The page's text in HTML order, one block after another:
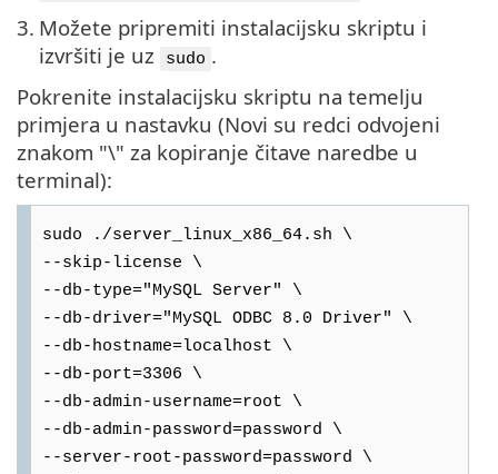
3. Možete pripremiti instalacijsku skriptu i
izvršiti je uz
sudo .
Pokrenite instalacijsku skriptu na temelju
primjera u nastavku (Novi su redci odvojeni
znakom "\" za kopiranje čitave naredbe u
terminal):
sudo ./server_linux_x86_64.sh \
--skip-license \
--db-type="MySQL Server" \
--db-driver="MySQL ODBC 8.0 Driver" \
--db-hostname=localhost \
--db-port=3306 \
--db-admin-username=root \
--db-admin-password=password \
--server-root-password=password \